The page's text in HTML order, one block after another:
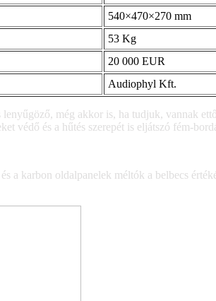
540×470×270 mm
53 Kg
20 000 EUR
Audiophyl Kft.
még akkor is, ha tudjuk, vannak
védő és a hűtés szerepét is eljátszó fém-
karbon oldalpanelek méltók a belbecs